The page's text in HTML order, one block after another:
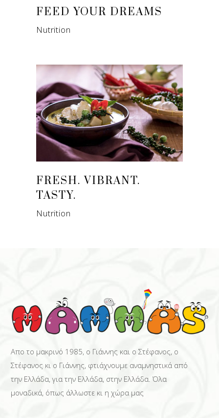
FEED YOUR DREAMS
Nutrition
FRESH. VIBRANT.
TASTY.
Nutrition
Απο το μακρινό 1985, ο Γιάννης και ο Στέφανος, ο
Στέφανος κι ο Γιάννης, φτιάχνουμε αναμνηστικά από
την Ελλάδα, για την Ελλάδα, στην Ελλάδα. Όλα
μοναδικά, όπως άλλωστε κι η χώρα μας